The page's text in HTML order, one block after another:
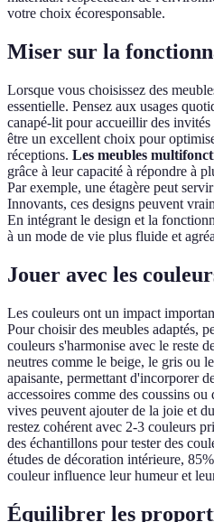
votre choix écoresponsable.
Miser sur la
Lorsque vous choisissez des
essentielle. Pensez aux usages
canapé-lit pour accueillir des
être un excellent choix pour
réceptions. Les meubles
grâce à leur capacité à répondre à
Par exemple, une étagère peut
Innovants, ces designs peuvent
En intégrant le design et la
à un mode de vie plus fluide et
Jouer avec les
Les couleurs ont un impact
Pour choisir des meubles adaptés,
couleurs s'harmonise avec le reste
neutres comme le beige, le gris ou
apaisante, permettant d'incorporer
accessoires comme des coussins
vives peuvent ajouter de la joie et
restez cohérent avec 2-3 couleurs
des échantillons pour tester des
études de décoration intérieure,
couleur influence leur humeur et
Équilibrer les